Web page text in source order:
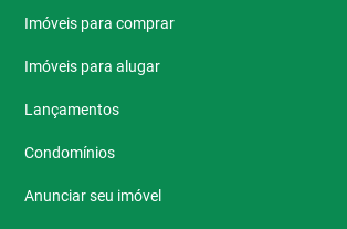
Imóveis para comprar
Imóveis para alugar
Lançamentos
Condomínios
Anunciar seu imóvel